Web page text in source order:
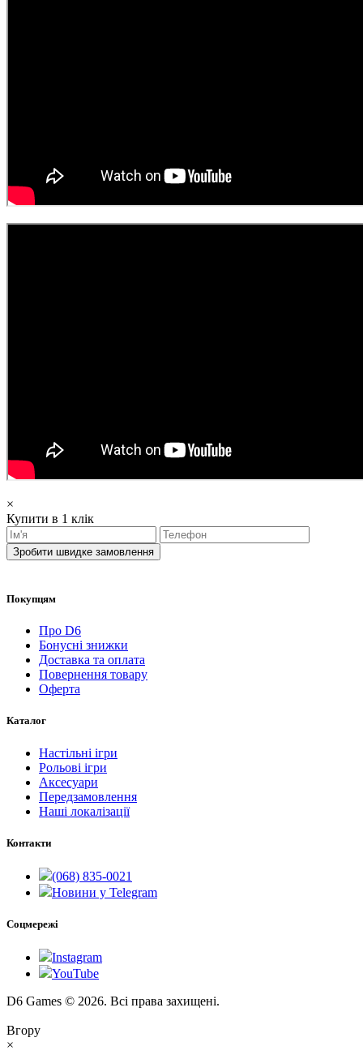
×
Купити в 1 клік
Зробити швидке замовлення
Покупцям
Про D6
Бонусні знижки
Доставка та оплата
Повернення товару
Оферта
Каталог
Настільні ігри
Рольові ігри
Аксесуари
Передзамовлення
Наші локалізації
Контакти
(068) 835-0021
Новини у Telegram
Соцмережі
Instagram
YouTube
D6 Games © 2026. Всі права захищені.
Вгору
×